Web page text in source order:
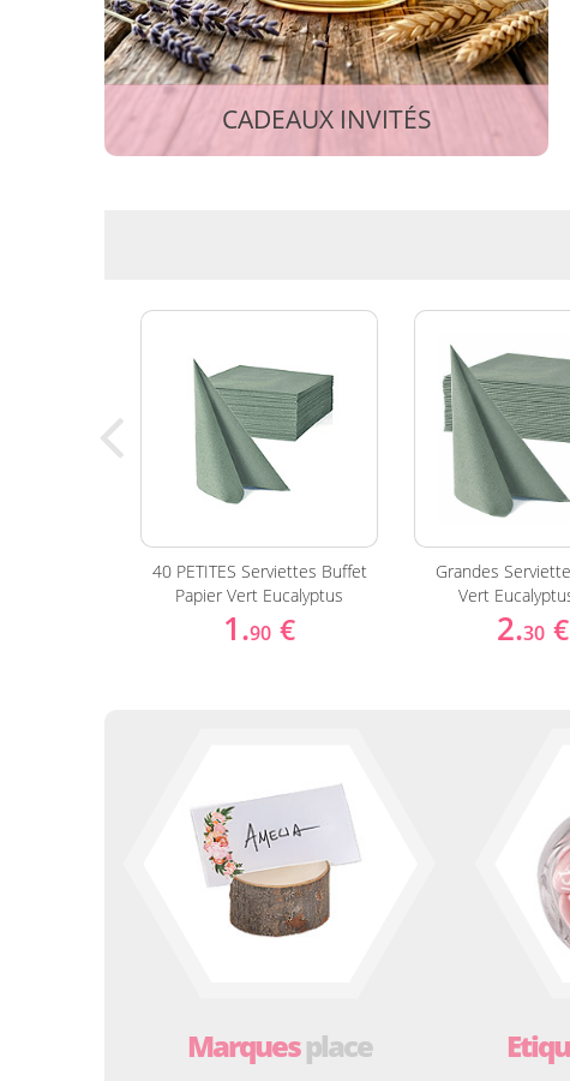
CADEAUX INVITÉS
40 PETITES Serviettes Buffet
Papier Vert Eucalyptus
1.90 €
Grandes
Vert
2.30 €
Marquesplace